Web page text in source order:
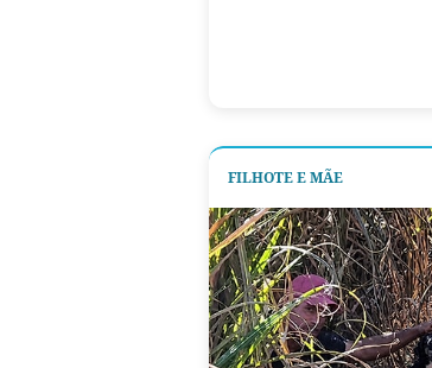
FILHOTE E MÃE